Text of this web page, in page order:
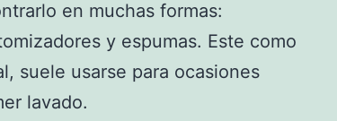
en muchas formas:
y espumas. Este como
suele usarse para ocasiones
lavado.